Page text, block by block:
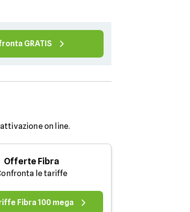
GRATIS
on line.
Offerte Fibra
le tariffe
Fibra 100 mega